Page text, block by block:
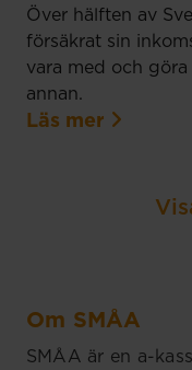
Över hälften av
försäkrat sin
vara med och
annan.
Läs mer
Om SMÅA
SMÅA är en a-